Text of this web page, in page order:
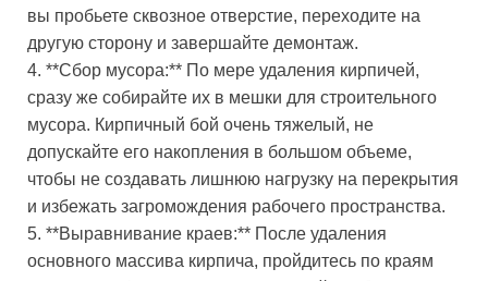
вы пробьете сквозное отверстие, переходите на
другую сторону и завершайте демонтаж.
4. **Сбор мусора:** По мере удаления кирпичей,
сразу же собирайте их в мешки для строительного
мусора. Кирпичный бой очень тяжелый, не
допускайте его накопления в большом объеме,
чтобы не создавать лишнюю нагрузку на перекрытия
и избежать загромождения рабочего пространства.
5. **Выравнивание краев:** После удаления
основного массива кирпича, пройдитесь по краям